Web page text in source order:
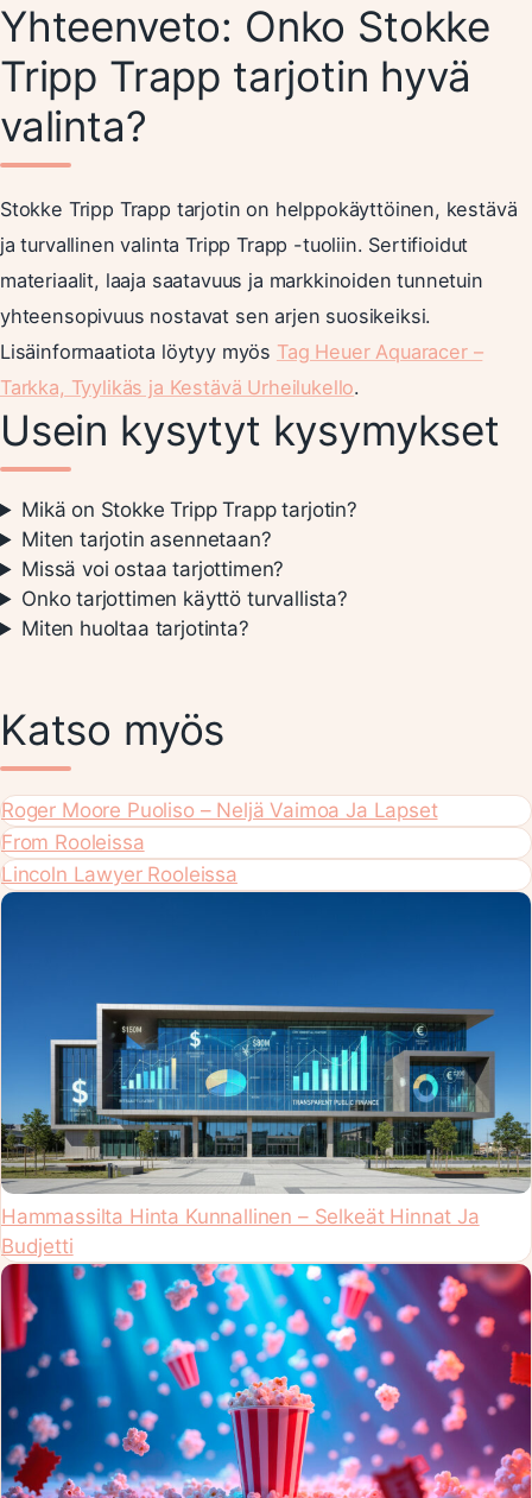
Yhteenveto: Onko Stokke
Tripp Trapp tarjotin hyvä
valinta?
Stokke Tripp Trapp tarjotin on helppokäyttöinen, kestävä
ja turvallinen valinta Tripp Trapp -tuoliin. Sertifioidut
materiaalit, laaja saatavuus ja markkinoiden tunnetuin
yhteensopivuus nostavat sen arjen suosikeiksi.
Lisäinformaatiota löytyy myös Tag Heuer Aquaracer –
Tarkka, Tyylikäs ja Kestävä Urheilukello.
Usein kysytyt kysymykset
Mikä on Stokke Tripp Trapp tarjotin?
Miten tarjotin asennetaan?
Missä voi ostaa tarjottimen?
Onko tarjottimen käyttö turvallista?
Miten huoltaa tarjotinta?
Katso myös
Roger Moore Puoliso – Neljä Vaimoa Ja Lapset
From Rooleissa
Lincoln Lawyer Rooleissa
Hammassilta Hinta Kunnallinen – Selkeät Hinnat Ja
Budjetti